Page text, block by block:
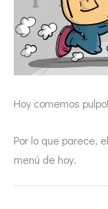
Hoy comemos
Por lo que parece,
menú de hoy.